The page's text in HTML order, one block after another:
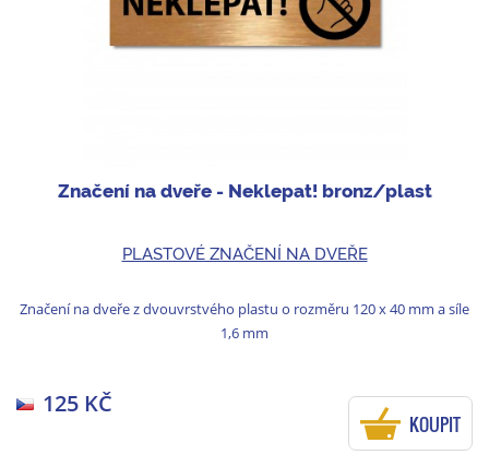
Značení na dveře - Neklepat! bronz/plast
PLASTOVÉ ZNAČENÍ NA DVEŘE
Značení na dveře z dvouvrstvého plastu o rozměru 120 x 40 mm a síle
1,6 mm
125 KČ
KOUPIT